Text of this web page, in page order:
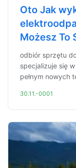
Oto Jak
Możesz To
odbiór sprzętu
specjalizuje się
pełnym nowych
30.11.-0001